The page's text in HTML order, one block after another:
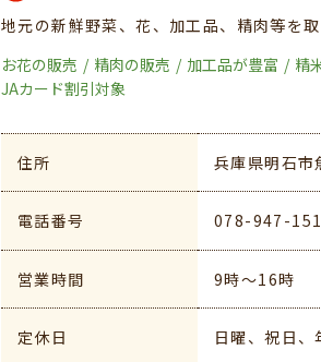
地元の新鮮野菜、花、加工品、精肉等を取
お花の販売
精肉の販売 加工品が豊富 精
JAカード割引対象
住所 兵庫県明石
電話番号 078-947-
営業時間 9時～16時
定休日 日曜、祝日、